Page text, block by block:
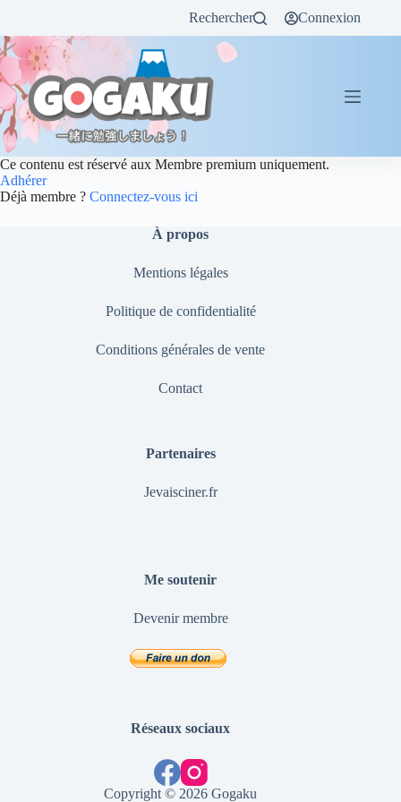
Rechercher Connexion
Ce contenu est réservé aux Membre premium uniquement.
Adhérer
Déjà membre ? Connectez-vous ici
À propos
Mentions légales
Politique de confidentialité
Conditions générales de vente
Contact
Partenaires
Jevaisciner.fr
Me soutenir
Devenir membre
Réseaux sociaux
Copyright © 2026 Gogaku